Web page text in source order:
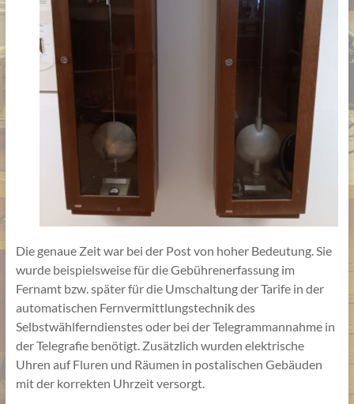
Die genaue Zeit war bei der Post von hoher Bedeutung. Sie
wurde beispielsweise für die Gebührenerfassung im
Fernamt bzw. später für die Umschaltung der Tarife in der
automatischen Fernvermittlungstechnik des
Selbstwählferndienstes oder bei der Telegrammannahme in
der Telegrafie benötigt. Zusätzlich wurden elektrische
Uhren auf Fluren und Räumen in postalischen Gebäuden
mit der korrekten Uhrzeit versorgt.